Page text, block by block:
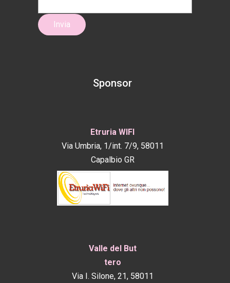
Invia
Sponsor
Valle del But​
tero
Via I. Silone, 21, 58011
Etruria WIFI
Via Umbria, 1/int. 7/9, 58011
Capalbio GR